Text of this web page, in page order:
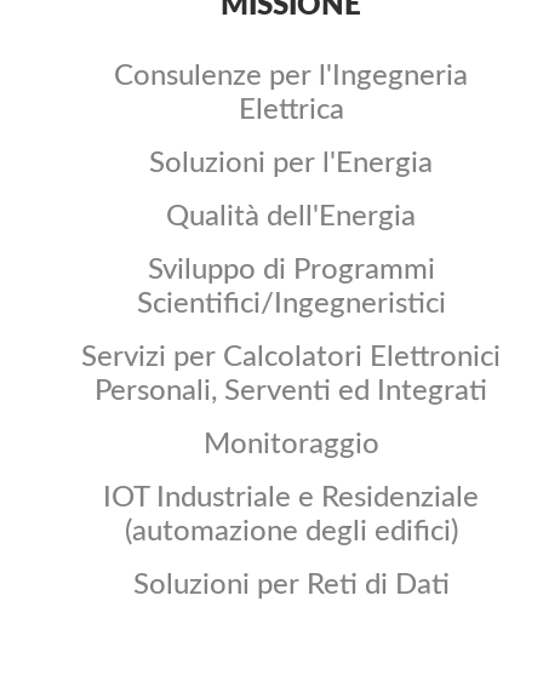
MISSIONE
Consulenze per l'Ingegneria
Elettrica
Soluzioni per l'Energia
Qualità dell'Energia
Sviluppo di Programmi
Scientifici/Ingegneristici
Servizi per Calcolatori Elettronici
Personali, Serventi ed Integrati
Monitoraggio
IOT Industriale e Residenziale
(automazione degli edifici)
Soluzioni per Reti di Dati